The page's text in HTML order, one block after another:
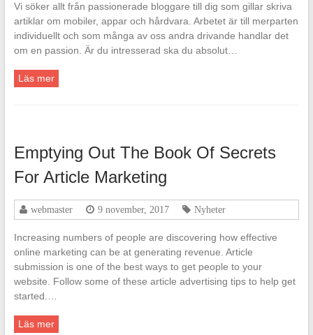
Vi söker allt från passionerade bloggare till dig som gillar skriva
artiklar om mobiler, appar och hårdvara. Arbetet är till merparten
individuellt och som många av oss andra drivande handlar det
om en passion. Är du intresserad ska du absolut…
Läs mer
Emptying Out The Book Of Secrets
For Article Marketing
webmaster 9 november, 2017 Nyheter
Increasing numbers of people are discovering how effective
online marketing can be at generating revenue. Article
submission is one of the best ways to get people to your
website. Follow some of these article advertising tips to help get
started.…
Läs mer